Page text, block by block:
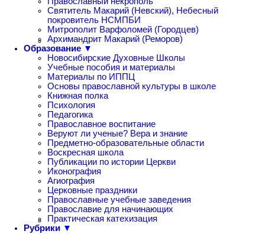
Святитель Макарий (Невский), Небесный
покровитель НСМПБИ
Митрополит Варфоломей (Городцев)
Архимандрит Макарий (Реморов)
Образование ▼
Новосибирские Духовные Школы
Учебные пособия и материалы
Материалы по ИППЦ
Основы православной культуры в школе
Книжная полка
Психология
Педагогика
Православное воспитание
Веруют ли ученые? Вера и знание
Предметно-образовательные области
Воскресная школа
Публикации по истории Церкви
Иконография
Агиография
Церковные праздники
Православные учебные заведения
Православие для начинающих
Практическая катехизация
Рубрики ▼